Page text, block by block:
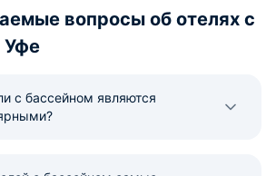
вопросы об отелях с
Уфе
с бассейном являются